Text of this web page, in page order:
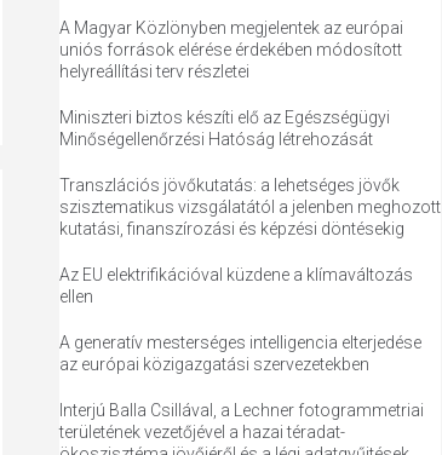
A Magyar Közlönyben megjelentek az európai
uniós források elérése érdekében módosított
helyreállítási terv részletei
Miniszteri biztos készíti elő az Egészségügyi
Minőségellenőrzési Hatóság létrehozását
Transzlációs jövőkutatás: a lehetséges jövők
szisztematikus vizsgálatától a jelenben meghozott
kutatási, finanszírozási és képzési döntésekig
Az EU elektrifikációval küzdene a klímaváltozás
ellen
A generatív mesterséges intelligencia elterjedése
az európai közigazgatási szervezetekben
Interjú Balla Csillával, a Lechner fotogrammetriai
területének vezetőjével a hazai téradat-